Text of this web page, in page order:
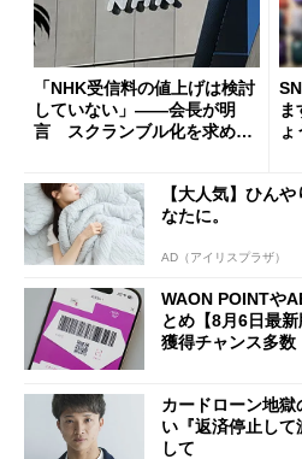
「NHK受信料の値上げは検討
していない」――会長が明
言 スクランブル化を求める
【大人気】ひん
なたに。
AD（アイリスプラザ）
WAON POINTや
とめ【8月6日最
獲得チャンス多数
カードローン地
い『返済停止し
して